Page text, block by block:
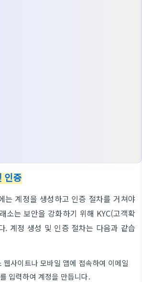
인증
는 계정을 생성하고 인증 절차를 거쳐야
소는 보안을 강화하기 위해 KYC(고객확
. 계정 생성 및 인증 절차는 다음과 같습
웹사이트나 모바일 앱에 접속하여 이메일
입력하여 계정을 만듭니다.